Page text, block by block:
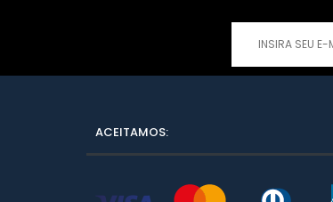
ACEITAMOS: